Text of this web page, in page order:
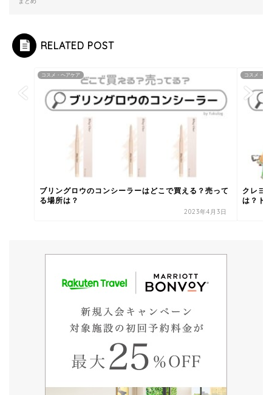
RELATED POST
コスメ・ヘアケア
ブリングロウのコンシーラーはどこで買える？売って
る場所は？
2023年4月3日
コスメ・ヘ
クレヨ
は？ド